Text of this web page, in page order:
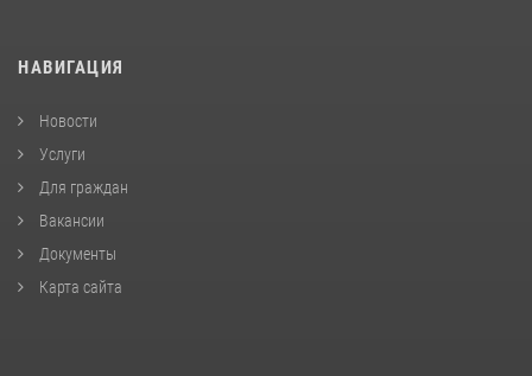
НАВИГАЦИЯ
Новости
Услуги
Для граждан
Вакансии
Документы
Карта сайта